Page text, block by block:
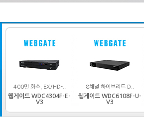
400만 화소, EX/HD-..
웹게이트 WDC4304F-E-
V3
8채널 하이브리드 D..
웹게이트 WDC6108F-U-
V3